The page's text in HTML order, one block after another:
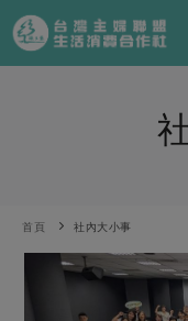
產品分類
奶蛋豆・五穀
米食
把最好的台灣味帶回家
關於合作社
首頁 社內大小事